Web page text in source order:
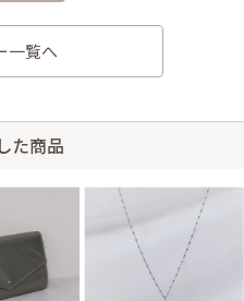
た。とても素敵なドレスで式を楽し
一覧へ
た商品